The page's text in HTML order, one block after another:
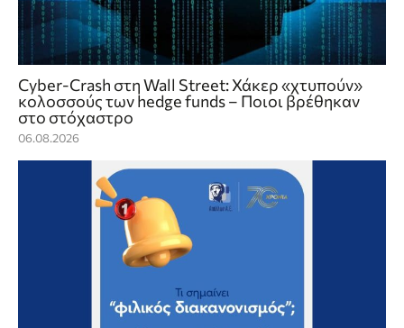
Cyber-Crash στη Wall Street: Χάκερ «χτυπούν»
κολοσσούς των hedge funds – Ποιοι βρέθηκαν
στο στόχαστρο
06.08.2026